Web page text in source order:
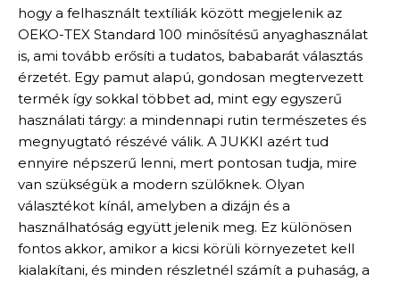
hogy a felhasznált textíliák között megjelenik az
OEKO-TEX Standard 100 minősítésű anyaghasználat
is, ami tovább erősíti a tudatos, bababarát választás
érzetét. Egy pamut alapú, gondosan megtervezett
termék így sokkal többet ad, mint egy egyszerű
használati tárgy: a mindennapi rutin természetes és
megnyugtató részévé válik. A JUKKI azért tud
ennyire népszerű lenni, mert pontosan tudja, mire
van szükségük a modern szülőknek. Olyan
választékot kínál, amelyben a dizájn és a
használhatóság együtt jelenik meg. Ez különösen
fontos akkor, amikor a kicsi körüli környezetet kell
kialakítani, és minden részletnél számít a puhaság, a